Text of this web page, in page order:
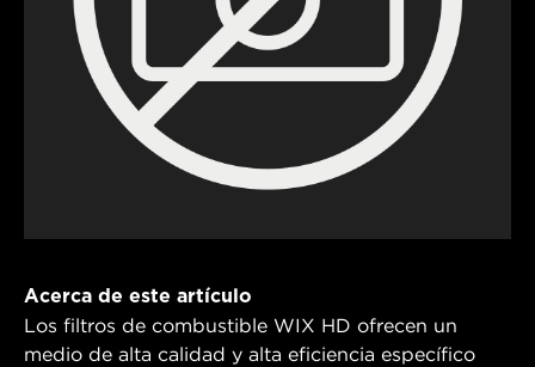
Acerca de este artículo
Los filtros de combustible WIX HD ofrecen un
medio de alta calidad y alta eficiencia específico